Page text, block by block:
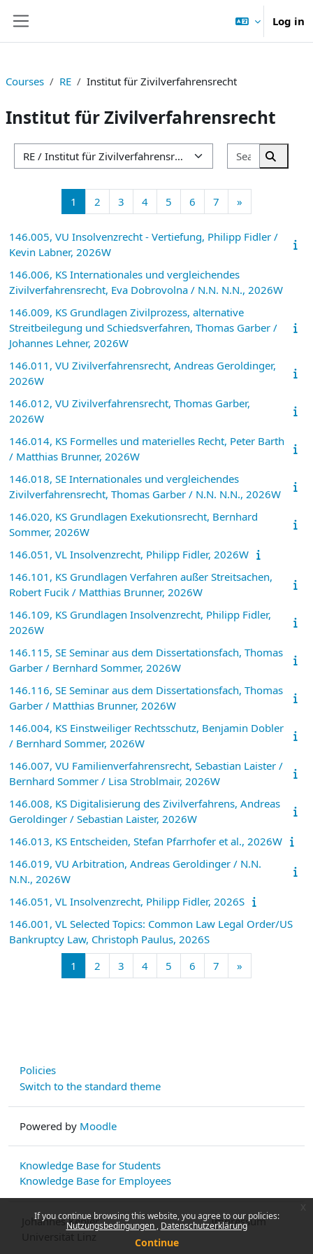
If you continue browsing this website, you agree to our policies:
Nutzungsbedingungen Datenschutzerklärung
Continue
Log in
Courses RE Institut für Zivilverfahrensrecht
Institut für Zivilverfahrensrecht
Course categories
Search
Search
1 Page 1
2 Page 2
3 Page 3
4Page 4
5 Page 5
6 Page 6
7 Page 7
»
146.005, VU Insolvenzrecht - Vertiefung, Philipp Fidler /
Kevin Labner, 2026W
146.006, KS Internationales und vergleichendes
Zivilverfahrensrecht, Eva Dobrovolna / N.N. N.N., 2026W
146.009, KS Grundlagen Zivilprozess, alternative
Streitbeilegung und Schiedsverfahren, Thomas Garber /
Johannes Lehner, 2026W
146.011, VU Zivilverfahrensrecht, Andreas Geroldinger,
2026W
146.012, VU Zivilverfahrensrecht, Thomas Garber,
2026W
146.014, KS Formelles und materielles Recht, Peter Barth
/ Matthias Brunner, 2026W
146.018, SE Internationales und vergleichendes
Zivilverfahrensrecht, Thomas Garber / N.N. N.N., 2026W
146.020, KS Grundlagen Exekutionsrecht, Bernhard
Sommer, 2026W
146.051, VL Insolvenzrecht, Philipp Fidler, 2026W
146.101, KS Grundlagen Verfahren außer Streitsachen,
Robert Fucik / Matthias Brunner, 2026W
146.109, KS Grundlagen Insolvenzrecht, Philipp Fidler,
2026W
146.115, SE Seminar aus dem Dissertationsfach, Thomas
Garber / Bernhard Sommer, 2026W
146.116, SE Seminar aus dem Dissertationsfach, Thomas
Garber / Matthias Brunner, 2026W
146.004, KS Einstweiliger Rechtsschutz, Benjamin Dobler
/ Bernhard Sommer, 2026W
146.007, VU Familienverfahrensrecht, Sebastian Laister /
Bernhard Sommer / Lisa Stroblmair, 2026W
146.008, KS Digitalisierung des Zivilverfahrens, Andreas
Geroldinger / Sebastian Laister, 2026W
146.013, KS Entscheiden, Stefan Pfarrhofer et al., 2026W
146.019, VU Arbitration, Andreas Geroldinger / N.N.
N.N., 2026W
146.051, VL Insolvenzrecht, Philipp Fidler, 2026S
146.001, VL Selected Topics: Common Law Legal Order/US
Bankruptcy Law, Christoph Paulus, 2026S
1 Page 1
2 Page 2
3 Page 3
4Page 4
5 Page 5
6 Page 6
7 Page 7
»
Policies
Switch to the standard theme
Powered by Moodle
Knowledge Base for Students
Knowledge Base for Employees
Johannes Kepler
Impressum